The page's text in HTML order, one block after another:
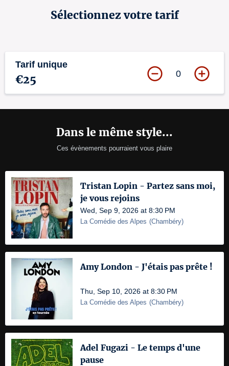
Sélectionnez votre tarif
Tarif unique
€25 0
Dans le même style...
Ces évènements pourraient vous plaire
Tristan Lopin - Partez sans moi,
je vous rejoins
Wed, Sep 9, 2026 at 8:30 PM
La Comédie des Alpes (Chambéry)
Amy London - J'étais pas prête !
Thu, Sep 10, 2026 at 8:30 PM
La Comédie des Alpes (Chambéry)
Adel Fugazi - Le temps d'une
pause